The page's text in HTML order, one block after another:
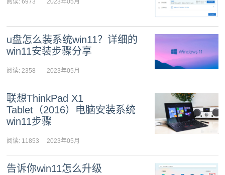
阅读: 6973
2023年05月
u盘怎么装系统win11？详细的
win11安装步骤分享
阅读: 2358
2023年05月
08日 08:54:27
联想ThinkPad X1
Tablet（2016）电脑安装系统
win11步骤
阅读: 11853
2023年05月
07日 08:04:59
告诉你win11怎么升级